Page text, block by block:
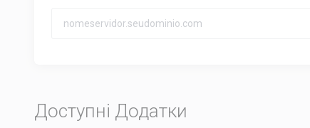
Доступні Додатки